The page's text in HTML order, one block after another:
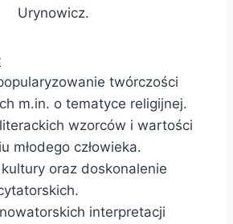
Urynowicz.
twórczości
m.in. o tematyce religijnej.
wzorców i wartości
młodego człowieka.
oraz doskonalenie
interpretacji